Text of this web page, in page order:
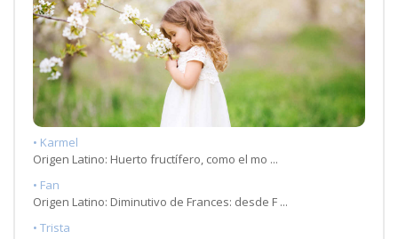
• Karmel
Origen Latino: Huerto fructífero, como el mo ...
• Fan
Origen Latino: Diminutivo de Frances: desde F ...
• Trista